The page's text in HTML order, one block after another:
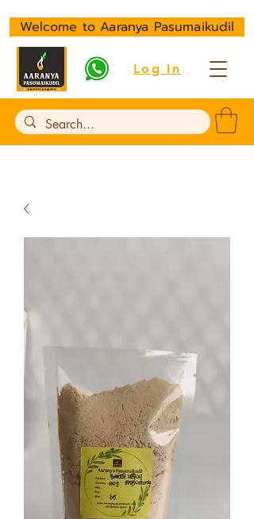
Welcome to Aaranya Pasumaikudil
Log In